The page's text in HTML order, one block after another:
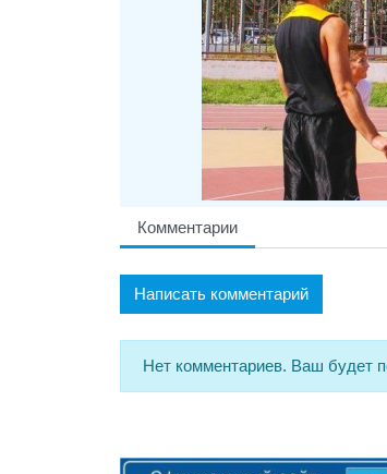
Комментарии
Написать комментарий
Нет комментариев. Ваш будет